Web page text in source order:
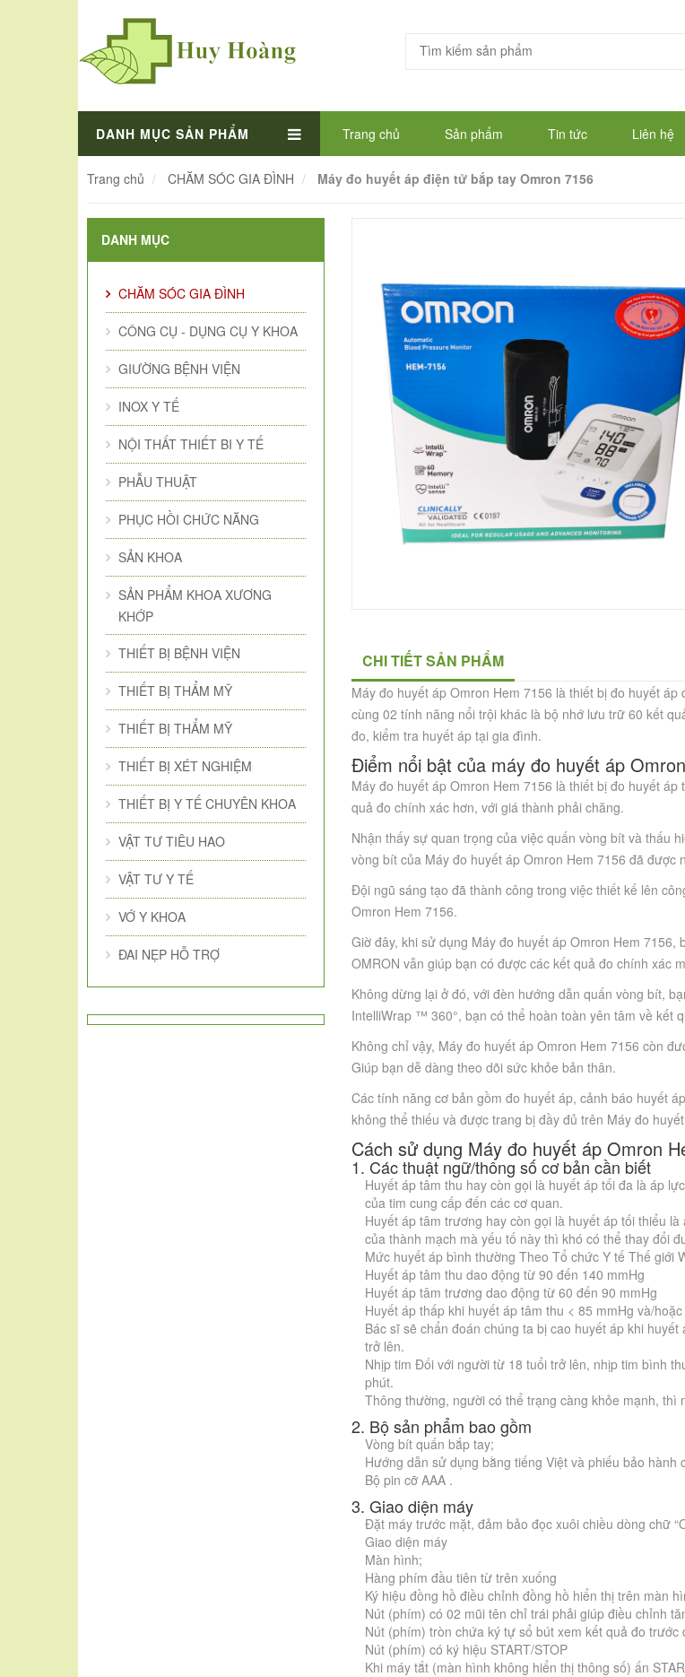
DANH MỤC SẢN PHẨM Trang chủ Sản phẩm Tin tức Liên hệ
Trang chủ CHĂM SÓC GIA ĐÌNH Máy đo huyết áp điện tử bắp tay Omron 7156
DANH MỤC
CHĂM SÓC GIA ĐÌNH
CÔNG CỤ - DỤNG CỤ Y KHOA
GIƯỜNG BỆNH VIỆN
INOX Y TẾ
NỘI THẤT THIẾT BI Y TẾ
PHẪU THUẬT
PHỤC HỒI CHỨC NĂNG
SẢN KHOA
SẢN PHẨM KHOA XƯƠNG
KHỚP
THIẾT BỊ BỆNH VIỆN
THIẾT BỊ THẨM MỸ
THIẾT BỊ THẨM MỸ
THIẾT BỊ XÉT NGHIỆM
THIẾT BỊ Y TẾ CHUYÊN KHOA
VẬT TƯ TIÊU HAO
VẬT TƯ Y TẾ
VỚ Y KHOA
ĐAI NẸP HỖ TRỢ
CHI TIẾT SẢN PHẨM
Máy đo huyết áp Omron Hem 7156 là thiết bị đo huyết
cùng 02 tính năng nổi trội khác là bộ nhớ lưu trữ 60 kết
đo, kiểm tra huyết áp tại gia đình.
Điểm nổi bật của máy đo huyết áp
Máy đo huyết áp Omron Hem 7156 là thiết bị đo huyết
quả đo chính xác hơn, với giá thành phải chăng.
Nhận thấy sự quan trọng của việc quấn vòng bít và thấu
vòng bít của Máy đo huyết áp Omron Hem 7156 đã
Đội ngũ sáng tạo đã thành công trong việc thiết kế lên
Omron Hem 7156.
Giờ đây, khi sử dụng Máy đo huyết áp Omron Hem
OMRON vẫn giúp bạn có được các kết quả đo chính xác
Không dừng lại ở đó, với đèn hướng dẫn quấn vòng bít,
IntelliWrap ™ 360°, bạn có thể hoàn toàn yên tâm về kết
Không chỉ vậy, Máy đo huyết áp Omron Hem 7156 còn
Giúp bạn dễ dàng theo dõi sức khỏe bản thân.
Các tính năng cơ bản gồm đo huyết áp, cảnh báo huyết
không thể thiếu và được trang bị đầy đủ trên Máy đo
Cách sử dụng Máy đo huyết áp Omron
1. Các thuật ngữ/thông số cơ bản cần biết
Huyết áp tâm thu hay còn gọi là huyết áp tối đa là áp
của tim cung cấp đến các cơ quan.
Huyết áp tâm trương hay còn gọi là huyết áp tối thiểu
của thành mạch mà yếu tố này thì khó có thể thay đổi
Mức huyết áp bình thường Theo Tổ chức Y tế Thế giới
Huyết áp tâm thu dao động từ 90 đến 140 mmHg
Huyết áp tâm trương dao động từ 60 đến 90 mmHg
Huyết áp thấp khi huyết áp tâm thu < 85 mmHg và/
Bác sĩ sẽ chẩn đoán chúng ta bị cao huyết áp khi
trở lên.
Nhịp tim Đối với người từ 18 tuổi trở lên, nhịp tim bình
phút.
Thông thường, người có thể trạng càng khỏe mạnh, thì
2. Bộ sản phẩm bao gồm
Vòng bít quấn bắp tay;
Hướng dẫn sử dụng bằng tiếng Việt và phiếu bảo hành
Bộ pin cỡ AAA .
3. Giao diện máy
Đặt máy trước mặt, đảm bảo đọc xuôi chiều dòng chữ
Giao diện máy
Màn hình;
Hàng phím đầu tiên từ trên xuống
Ký hiệu đồng hồ điều chỉnh đồng hồ hiển thị trên màn
Nút (phím) có 02 mũi tên chỉ trái phải giúp điều chỉnh
Nút (phím) tròn chứa ký tự sổ bút xem kết quả đo trước
Nút (phím) có ký hiệu START/STOP
Khi máy tắt (màn hình không hiển thị thông số) ấn